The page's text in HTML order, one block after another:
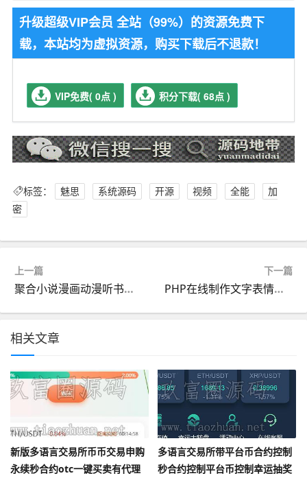
升级超级VIP会员 全站（99%）的资源免费下
载，本站均为虚拟资源，购买下载后不退款！
VIP免费( 0点 ) 积分下载( 68点 )
标签： 魅思 系统源码 开源 视频 全能
加
密
上一篇
聚合小说漫画动漫听书分销系统源码
下一篇
PHP在线制作文字表情吸粉源码
相关文章
新版多语言交易所币币交易申购
永续秒合约otc一键买卖有代理
多语言交易所带平台币合约控制
秒合约控制平台币控制幸运抽奖